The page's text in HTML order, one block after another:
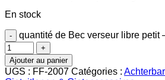
En stock
quantité de Bec verseur libre petit
Ajouter au panier
UGS : FF-2007 Catégories :